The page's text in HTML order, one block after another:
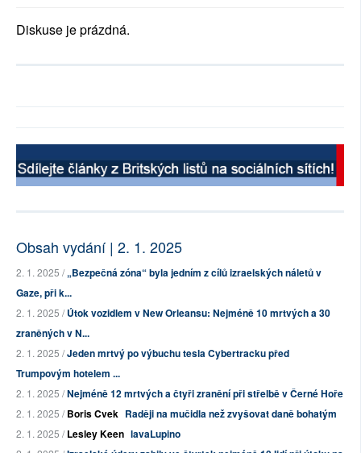
Diskuse je prázdná.
Obsah vydání | 2. 1. 2025
2. 1. 2025 /„Bezpečná zóna“ byla jedním z cílů izraelských náletů v
Gaze, při k...
2. 1. 2025 /Útok vozidlem v New Orleansu: Nejméně 10 mrtvých a 30
zraněných v N...
2. 1. 2025 /Jeden mrtvý po výbuchu tesla Cybertracku před
Trumpovým hotelem ...
2. 1. 2025 /Nejméně 12 mrtvých a čtyři zranění při střelbě v Černé Hoře
2. 1. 2025 /Boris Cvek Raději na mučidla než zvyšovat daně bohatým
2. 1. 2025 /Lesley Keen lavaLupino